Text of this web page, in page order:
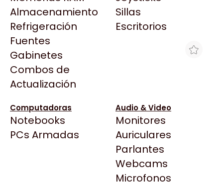
Almacenamiento
Refrigeración
Fuentes
Gabinetes
Combos de
Actualización
Sillas
Escritorios
Computadoras
Notebooks
PCs Armadas
Audio & Video
Monitores
Auriculares
Parlantes
Webcams
Microfonos
Acer
Adata
AeroCool
Antec
Arkham
Asrock
BenQ
CX
Cooler Master
Todas las Tiendas
IMPRESORA HP SM750 MULTIFUNCIÓN
SMART TANK
$585.801
Ver producto en la página de Gaming Point